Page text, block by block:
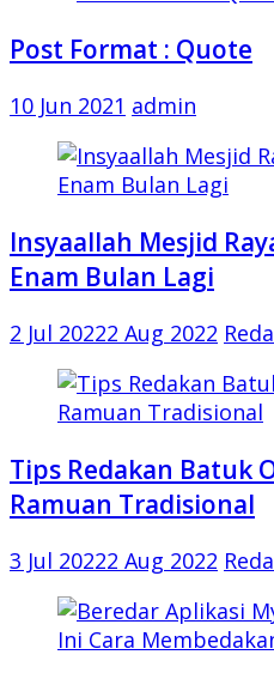
Post Format : Quote
10 Jun 2021 admin
Insyaallah Mesjid
Enam Bulan Lagi
2 Jul 20222 Aug 2022
Tips Redakan Batuk
Ramuan Tradisional
3 Jul 20222 Aug 2022